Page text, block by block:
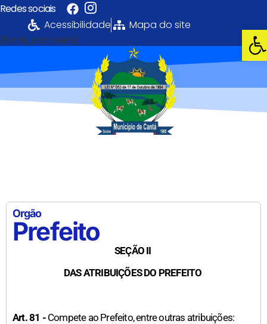
Redes sociais
Acessibilidade
Mapa do site
[fonte_contraste]
Orgão
Prefeito
SEÇÃO II
DAS ATRIBUIÇÕES DO PREFEITO
Art. 81 -Compete ao Prefeito, entre outras atribuições: